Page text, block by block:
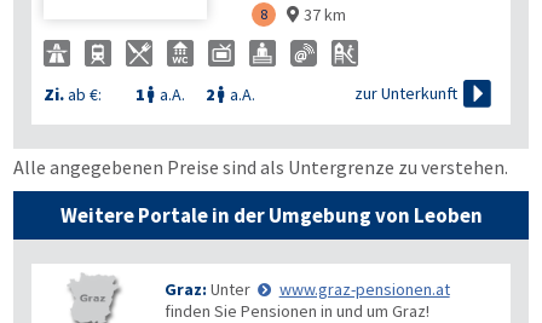
8  37 km
Zi.ab €: 1  a.A. 2  a.A. zur Unterkunft 
Alle angegebenen Preise sind als Untergrenze zu verstehen.
Weitere Portale in der Umgebung von Leoben
Graz: Unter
www.graz-pensionen.at
finden Sie Pensionen in und um Graz!